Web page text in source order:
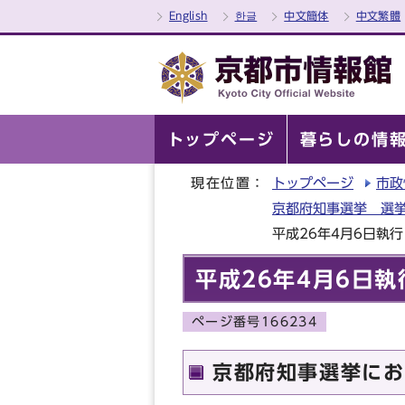
English 한글 中文簡体 中文繁體
トップページ 暮らしの情
現在位置： トップページ
市
京都府知事選挙 選
平成26年4月6日執
平成26年4月6日執
ページ番号166234
京都府知事選挙に